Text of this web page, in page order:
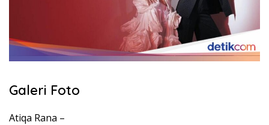
Galeri Foto
Atiqa Rana –